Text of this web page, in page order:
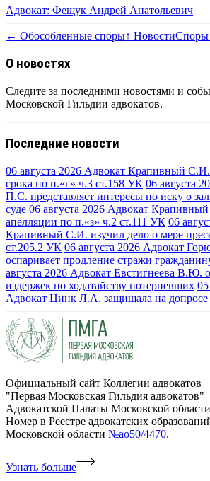
Адвокат: Фещук Андрей Анатольевич
← Обособленные споры↑ НовостиСпоры
О новостях
Следите за последними новостями и
Московской Гильдии адвокатов.
Последние новости
06 августа 2026 Адвокат Крапивный С.И.
срока по п.«г» ч.3 ст.158 УК 06 августа
П.С. представляет интересы по иску о
суде 06 августа 2026 Адвокат
апелляции по п.«з» ч.2 ст.111 УК 06
Крапивный С.И. изучил дело о мере
ст.205.2 УК 06 августа 2026 Адвокат
оспаривает продление стражи
августа 2026 Адвокат Евстигнеева В.Ю.
издержек по ходатайству потерпевших
Адвокат Цинк Л.А. защищала на допросе
Официальный сайт Коллегии адвокатов
"Первая Московская Гильдия адвокатов"
Адвокатской Палаты Московской
Номер в Реестре адвокатских
Московской области №ао50/4470.
Узнать больше